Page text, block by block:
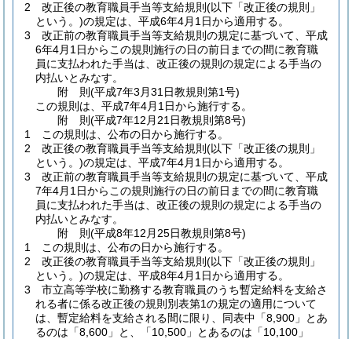
2
改正後の教育職員手当等支給規則 (以下「改正後の規則」
という。)の規定は、平成6年4月1日から適用する。
3
改正前の教育職員手当等支給規則の規定に基づいて、平成
6年4月1日からこの規則施行の日の前日までの間に教育職
員に支払われた手当は、改正後の規則の規定による手当の
内払いとみなす。
附 則(平成7年3月31日教規則第1号)
この規則は、平成7年4月1日から施行する。
附 則(平成7年12月21日教規則第8号)
1
この規則は、公布の日から施行する。
2
改正後の教育職員手当等支給規則 (以下「改正後の規則」
という。)の規定は、平成7年4月1日から適用する。
3
改正前の教育職員手当等支給規則の規定に基づいて、平成
7年4月1日からこの規則施行の日の前日までの間に教育職
員に支払われた手当は、改正後の規則の規定による手当の
内払いとみなす。
附 則(平成8年12月25日教規則第8号)
1
この規則は、公布の日から施行する。
2
改正後の教育職員手当等支給規則 (以下「改正後の規則」
という。)の規定は、平成8年4月1日から適用する。
3
市立高等学校に勤務する教育職員のうち暫定給料を支給さ
れる者に係る改正後の規則別表第1の規定の適用について
は、暫定給料を支給される間に限り、同表中「8,900」とあ
るのは「8,600」と、「10,500」とあるのは「10,100」